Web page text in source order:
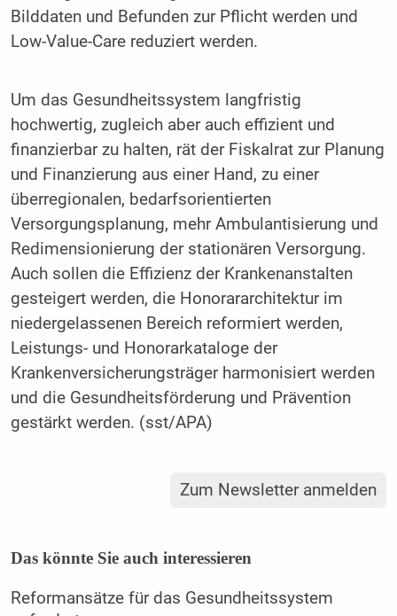
Bilddaten und Befunden zur Pflicht werden und
Low-Value-Care reduziert werden.
Um das Gesundheitssystem langfristig
hochwertig, zugleich aber auch effizient und
finanzierbar zu halten, rät der Fiskalrat zur Planung
und Finanzierung aus einer Hand, zu einer
überregionalen, bedarfsorientierten
Versorgungsplanung, mehr Ambulantisierung und
Redimensionierung der stationären Versorgung.
Auch sollen die Effizienz der Krankenanstalten
gesteigert werden, die Honorararchitektur im
niedergelassenen Bereich reformiert werden,
Leistungs- und Honorarkataloge der
Krankenversicherungsträger harmonisiert werden
und die Gesundheitsförderung und Prävention
gestärkt werden. (sst/APA)
Zum Newsletter anmelden
Das könnte Sie auch interessieren
Reformansätze für das Gesundheitssystem